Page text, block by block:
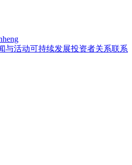
与活动可持续发展投资者关系联系